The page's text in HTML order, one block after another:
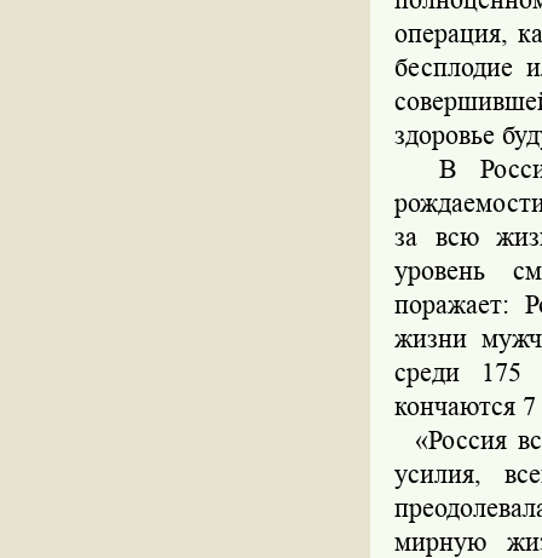
операция,
бесплодие
здоровье
В
за всю
уровень
поражает:
жизни
среди 175
кончаются
«Россия
усилия,
мирную